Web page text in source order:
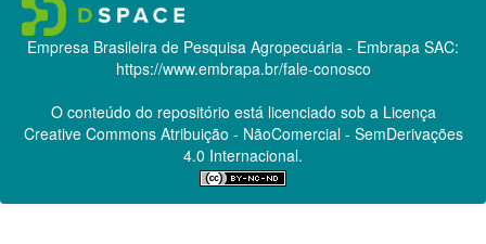
Empresa Brasileira de Pesquisa Agropecuária - Embrapa SAC:
https://www.embrapa.br/fale-conosco
O conteúdo do repositório está licenciado sob a Licença
Creative CommonsAtribuição - NãoComercial - SemDerivações
4.0 Internacional.